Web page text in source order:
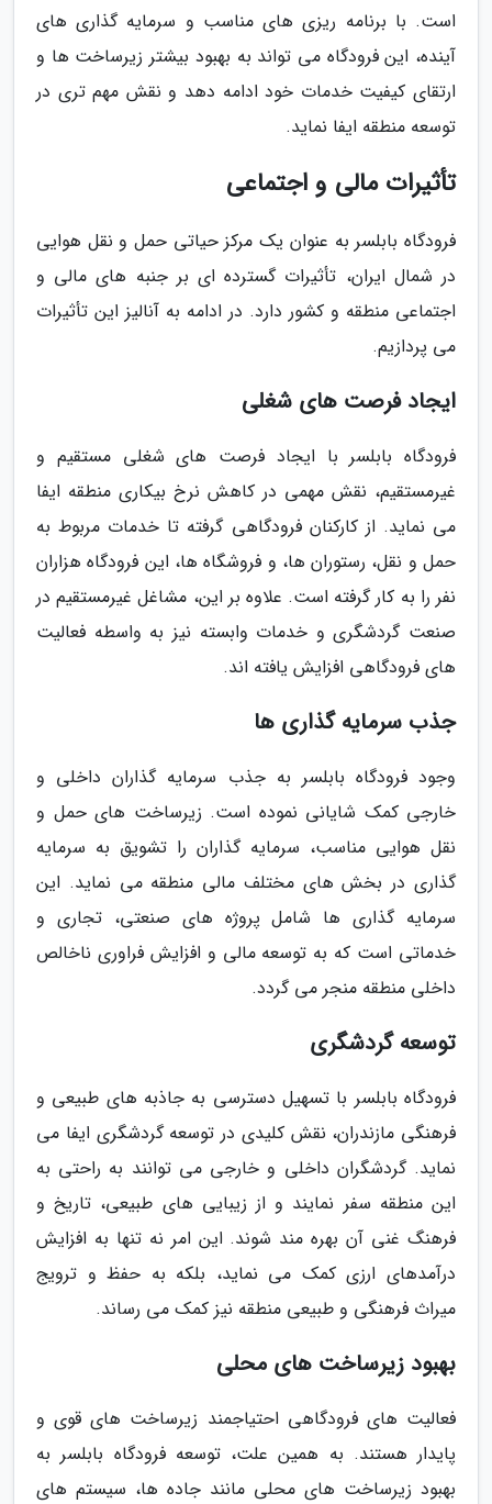
است. با برنامه ریزی های مناسب و سرمایه گذاری های
آینده، این فرودگاه می تواند به بهبود بیشتر زیرساخت ها و
ارتقای کیفیت خدمات خود ادامه دهد و نقش مهم تری در
توسعه منطقه ایفا نماید.
تأثیرات مالی و اجتماعی
فرودگاه بابلسر به عنوان یک مرکز حیاتی حمل و نقل هوایی
در شمال ایران، تأثیرات گسترده ای بر جنبه های مالی و
اجتماعی منطقه و کشور دارد. در ادامه به آنالیز این تأثیرات
می پردازیم.
ایجاد فرصت های شغلی
فرودگاه بابلسر با ایجاد فرصت های شغلی مستقیم و
غیرمستقیم، نقش مهمی در کاهش نرخ بیکاری منطقه ایفا
می نماید. از کارکنان فرودگاهی گرفته تا خدمات مربوط به
حمل و نقل، رستوران ها، و فروشگاه ها، این فرودگاه هزاران
نفر را به کار گرفته است. علاوه بر این، مشاغل غیرمستقیم در
صنعت گردشگری و خدمات وابسته نیز به واسطه فعالیت
های فرودگاهی افزایش یافته اند.
جذب سرمایه گذاری ها
وجود فرودگاه بابلسر به جذب سرمایه گذاران داخلی و
خارجی کمک شایانی نموده است. زیرساخت های حمل و
نقل هوایی مناسب، سرمایه گذاران را تشویق به سرمایه
گذاری در بخش های مختلف مالی منطقه می نماید. این
سرمایه گذاری ها شامل پروژه های صنعتی، تجاری و
خدماتی است که به توسعه مالی و افزایش فراوری ناخالص
داخلی منطقه منجر می گردد.
توسعه گردشگری
فرودگاه بابلسر با تسهیل دسترسی به جاذبه های طبیعی و
فرهنگی مازندران، نقش کلیدی در توسعه گردشگری ایفا می
نماید. گردشگران داخلی و خارجی می توانند به راحتی به
این منطقه سفر نمایند و از زیبایی های طبیعی، تاریخ و
فرهنگ غنی آن بهره مند شوند. این امر نه تنها به افزایش
درآمدهای ارزی کمک می نماید، بلکه به حفظ و ترویج
میراث فرهنگی و طبیعی منطقه نیز کمک می رساند.
بهبود زیرساخت های محلی
فعالیت های فرودگاهی احتیاجمند زیرساخت های قوی و
پایدار هستند. به همین علت، توسعه فرودگاه بابلسر به
بهبود زیرساخت های محلی مانند جاده ها، سیستم های